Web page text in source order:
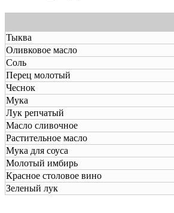
Тыква
Оливковое масло
Соль
Перец молотый
Чеснок
Мука
Лук репчатый
Масло сливочное
Растительное мacлo
Мука для соуса
Молотый имбирь
Красное столовое вино
Зеленый лук